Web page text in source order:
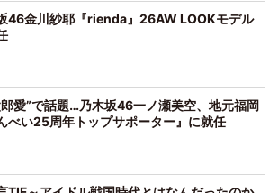
46金川紗耶『rienda』26AW LOOKモデル
愛”で話題…乃木坂46一ノ瀬美空、地元福岡
べい25周年トップサポーター』に就任